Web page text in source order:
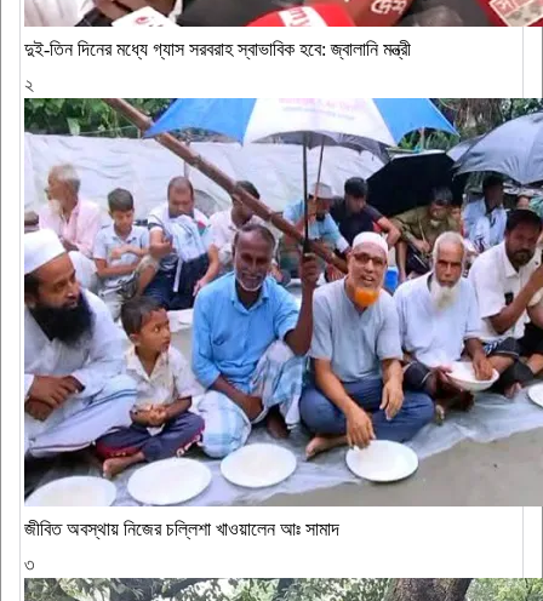
দুই-তিন দিনের মধ্যে গ্যাস সরবরাহ স্বাভাবিক হবে: জ্বালানি মন্ত্রী
২
জীবিত অবস্থায় নিজের চল্লিশা খাওয়ালেন আঃ সামাদ
৩